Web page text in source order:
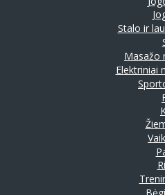
Stalo ir
Masažo
Elektriniai